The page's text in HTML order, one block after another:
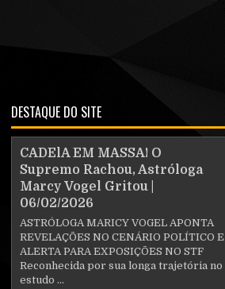
DESTAQUE DO SITE
CADElA EM MASSA! O
Supremo Rachou, Astróloga
Marcy Vogel Gritou |
06/02/2026
ASTRÓLOGA MARICY VOGEL APONTA
REVELAÇÕES NO CENÁRIO POLÍTICO E
ALERTA PARA EXPOSIÇÕES NO STF
Reconhecida por sua longa trajetória no
estudo ...